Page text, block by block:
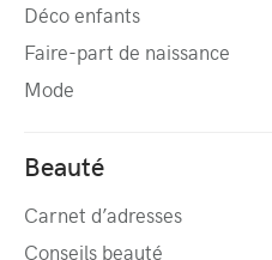
Déco enfants
Faire-part de naissance
Mode
Beauté
Carnet d’adresses
Conseils beauté